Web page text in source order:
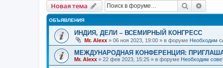
Новая тема Поиск
ОБЪЯВЛЕНИЯ
ИНДИЯ, ДЕЛИ – ВСЕМИРНЫЙ КОНГРЕСС
Mr. Alexx » 06 ноя 2023, 19:00 » в форуме Необходим
МЕЖДУНАРОДНАЯ КОНФЕРЕНЦИЯ:
Mr. Alexx » 22 фев 2023, 15:25 » в форуме Необходим